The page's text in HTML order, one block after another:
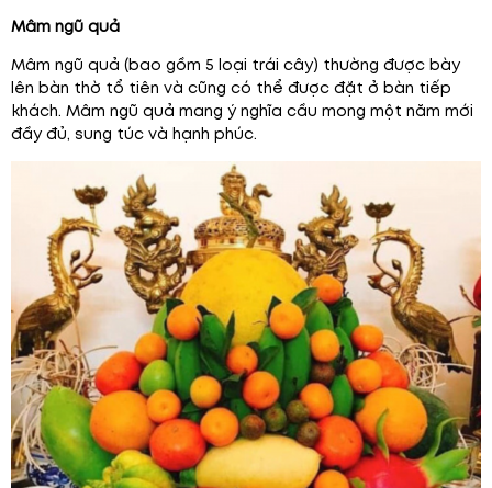
Mâm ngũ quả
Mâm ngũ quả (bao gồm 5 loại trái cây) thường được bày
lên bàn thờ tổ tiên và cũng có thể được đặt ở bàn tiếp
khách. Mâm ngũ quả mang ý nghĩa cầu mong một năm mới
đầy đủ, sung túc và hạnh phúc.